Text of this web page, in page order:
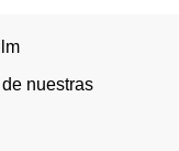
nuestras